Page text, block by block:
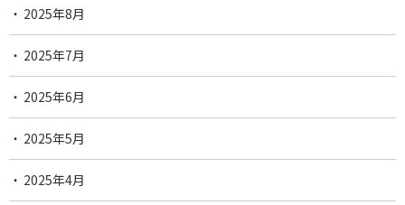
2025年8月
2025年7月
2025年6月
2025年5月
2025年4月